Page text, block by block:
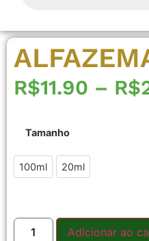
R$11.90 – R$
Tamanho
100ml 20ml
Adicionar ao